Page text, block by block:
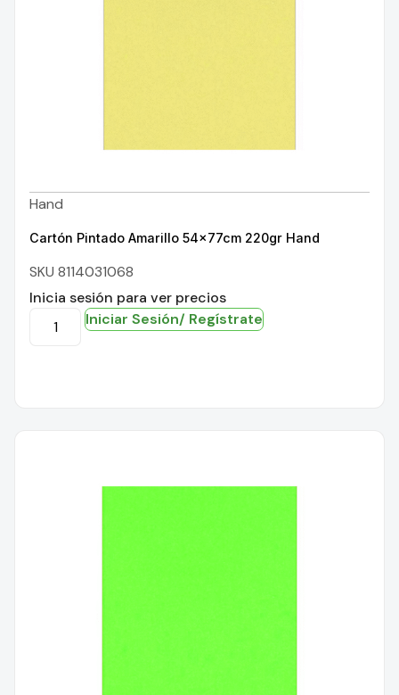
Hand
Cartón Pintado Amarillo 54x77cm 220gr Hand
SKU 8114031068
Inicia sesión para ver precios
Iniciar Sesión/ Regístrate